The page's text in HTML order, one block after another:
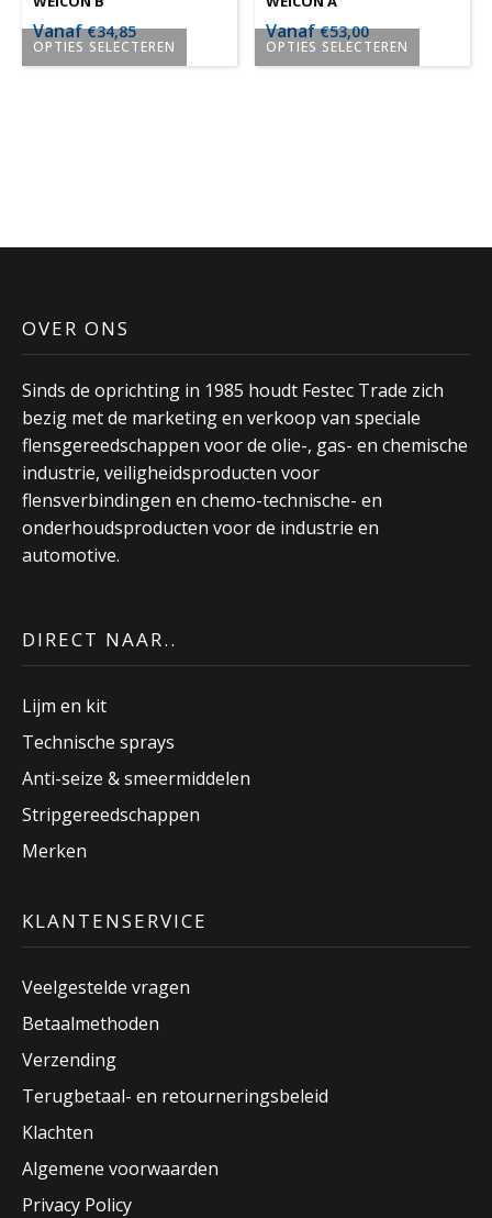
op
de
op
de
OPTIES SELECTEREN
optie
worden
op
de
productpagina
Vanaf€34,85
OPTIES SELECTEREN
optie
op
productpagina
Vanaf€53,00
OVER ONS
Sinds de oprichting in 1985 houdt Festec Trade zich
bezig met de marketing en verkoop van speciale
flensgereedschappen voor de olie-, gas- en chemische
industrie, veiligheidsproducten voor
flensverbindingen en chemo-technische- en
onderhoudsproducten voor de industrie en
automotive.
DIRECT NAAR..
Lijm en kit
Technische sprays
Anti-seize & smeermiddelen
Stripgereedschappen
Merken
KLANTENSERVICE
Veelgestelde vragen
Betaalmethoden
Verzending
Terugbetaal- en retourneringsbeleid
Klachten
Algemene voorwaarden
Privacy Policy